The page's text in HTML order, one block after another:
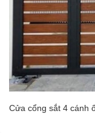
Cửa cổng sắt 4 cánh